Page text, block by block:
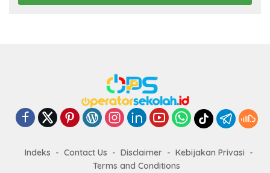
Indeks Contact Us Disclaimer
Kebijakan Privasi
Terms and Conditions